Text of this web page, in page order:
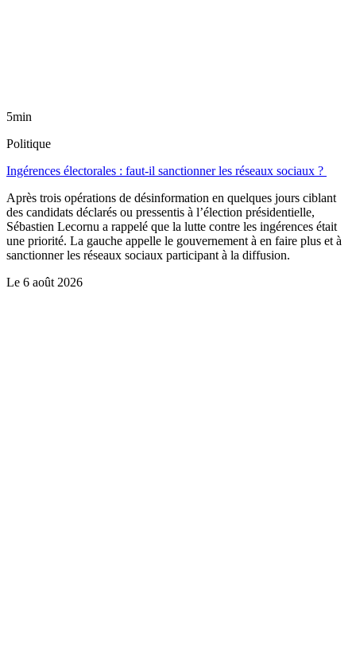
5min
Politique
Ingérences électorales : faut-il sanctionner les réseaux sociaux ?
Après trois opérations de désinformation en quelques jours ciblant
des candidats déclarés ou pressentis à l’élection présidentielle,
Sébastien Lecornu a rappelé que la lutte contre les ingérences était
une priorité. La gauche appelle le gouvernement à en faire plus et à
sanctionner les réseaux sociaux participant à la diffusion.
Le 6 août 2026